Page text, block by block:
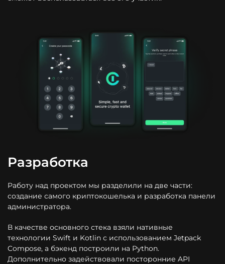
Разработка
Работу над проектом мы разделили на две части:
создание самого криптокошелька и разработка панели
администратора.
В качестве основного стека взяли нативные
технологии Swift и Kotlin с использованием Jetpack
Compose, а бэкенд построили на Python.
Дополнительно задействовали посторонние API